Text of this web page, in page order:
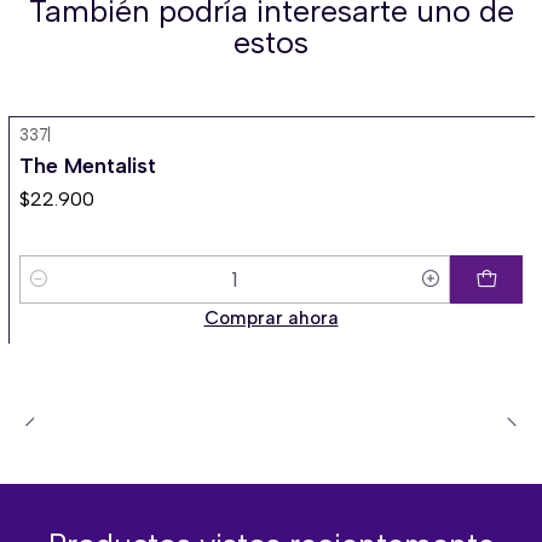
También podría interesarte uno de
estos
337|
The Mentalist
$22.900
Cantidad
Comprar ahora